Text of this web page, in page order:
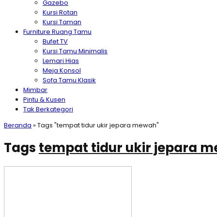
Gazebo
Kursi Rotan
Kursi Taman
Furniture Ruang Tamu
Bufet TV
Kursi Tamu Minimalis
Lemari Hias
Meja Konsol
Sofa Tamu Klasik
Mimbar
Pintu & Kusen
Tak Berkategori
Beranda »Tags "tempat tidur ukir jepara mewah"
Tags tempat tidur ukir jepara